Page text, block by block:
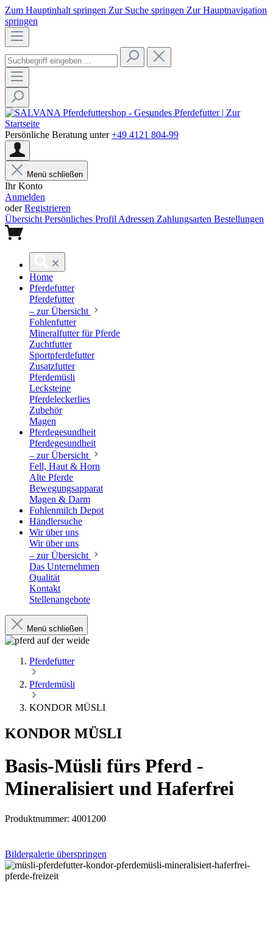
Zum Hauptinhalt springen Zur Suche springen Zur Hauptnavigation
springen
Persönliche Beratung unter+49 4121 804-99
Menü schließen
Ihr Konto
Anmelden
oderRegistrieren
Übersicht Persönliches Profil Adressen Zahlungsarten Bestellungen
Home
Pferdefutter
Pferdefutter
– zur Übersicht
Fohlenfutter
Mineralfutter für Pferde
Zuchtfutter
Sportpferdefutter
Zusatzfutter
Pferdemüsli
Lecksteine
Pferdeleckerlies
Zubehör
Magen
Pferdegesundheit
Pferdegesundheit
– zur Übersicht
Fell, Haut & Horn
Alte Pferde
Bewegungsapparat
Magen & Darm
Fohlenmilch Depot
Händlersuche
Wir über uns
Wir über uns
– zur Übersicht
Das Unternehmen
Qualität
Kontakt
Stellenangebote
Menü schließen
Pferdefutter
Pferdemüsli
KONDOR MÜSLI
KONDOR MÜSLI
Basis-Müsli fürs Pferd -
Mineralisiert und Haferfrei
Produktnummer: 4001200
Bildergalerie überspringen